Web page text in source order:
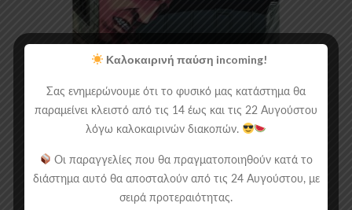
Καλοκαιρινή παύση incoming!
Σας ενημερώνουμε ότι το φυσικό μας κατάστημα θα
παραμείνει κλειστό από τις 14 έως και τις 22 Αυγούστου
λόγω καλοκαιρινών διακοπών.
Οι παραγγελίες που θα πραγματοποιηθούν κατά το
διάστημα αυτό θα αποσταλούν από τις 24 Αυγούστου, με
σειρά προτεραιότητας.